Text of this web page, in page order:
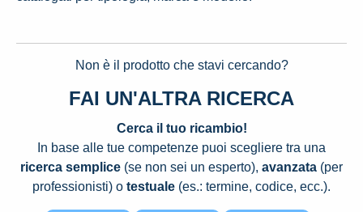
Non è il prodotto che stavi cercando?
FAI UN'ALTRA RICERCA
Cerca il tuo ricambio!
In base alle tue competenze puoi scegliere tra una
ricerca semplice (se non sei un esperto), avanzata (per
professionisti) o testuale (es.: termine, codice, ecc.).